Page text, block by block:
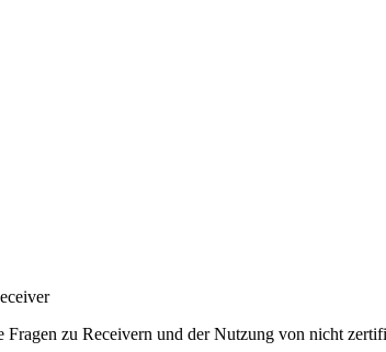
zu Receivern und der Nutzung von nicht